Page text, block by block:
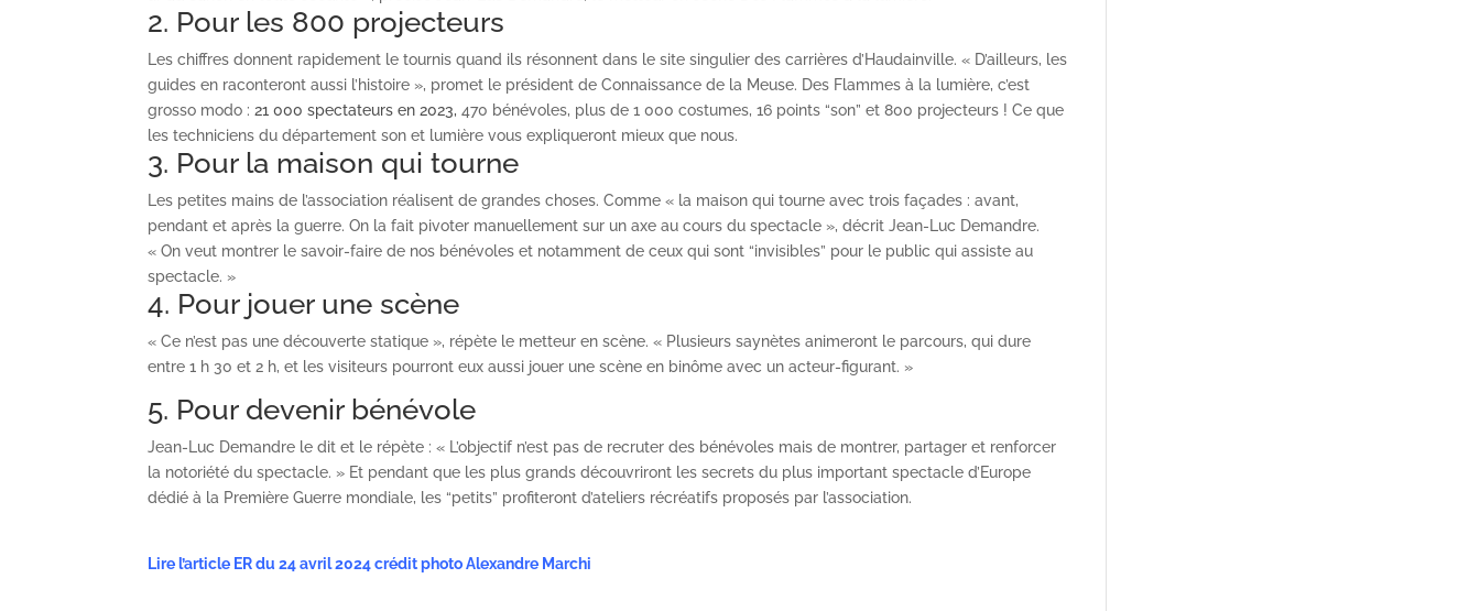
2. Pour les 800 projecteurs
Les chiffres donnent rapidement le tournis quand ils résonnent dans le site singulier des carrières d’Haudainville. « D’ailleurs, les
guides en raconteront aussi l’histoire », promet le président de Connaissance de la Meuse. Des Flammes à la lumière, c’est
grosso modo :21 000 spectateurs en 2023, 470 bénévoles, plus de 1 000 costumes, 16 points “son” et 800 projecteurs ! Ce que
les techniciens du département son et lumière vous expliqueront mieux que nous.
3. Pour la maison qui tourne
Les petites mains de l’association réalisent de grandes choses. Comme « la maison qui tourne avec trois façades : avant,
pendant et après la guerre. On la fait pivoter manuellement sur un axe au cours du spectacle », décrit Jean-Luc Demandre.
« On veut montrer le savoir-faire de nos bénévoles et notamment de ceux qui sont “invisibles” pour le public qui assiste au
spectacle. »
4. Pour jouer une scène
« Ce n’est pas une découverte statique », répète le metteur en scène. « Plusieurs saynètes animeront le parcours, qui dure
entre 1 h 30 et 2 h, et les visiteurs pourront eux aussi jouer une scène en binôme avec un acteur-figurant. »
5. Pour devenir bénévole
Jean-Luc Demandre le dit et le répète : « L’objectif n’est pas de recruter des bénévoles mais de montrer, partager et renforcer
la notoriété du spectacle. » Et pendant que les plus grands découvriront les secrets du plus important spectacle d’Europe
dédié à la Première Guerre mondiale, les “petits” profiteront d’ateliers récréatifs proposés par l’association.
Lire l’article ER du 24 avril 2024crédit photo Alexandre Marchi